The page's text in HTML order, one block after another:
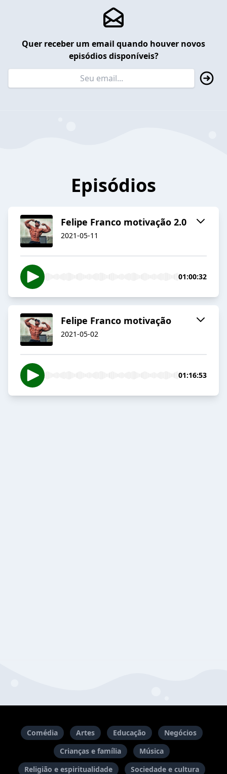
Quer receber um email quando houver novos
episódios disponíveis?
Episódios
Felipe Franco motivação 2.0
2021-05-11
01:00:32
Felipe Franco motivação
2021-05-02
01:16:53
Comédia Artes Educação
Negócios
Crianças e família
Música
Religião e espiritualidade
Sociedade e cultura